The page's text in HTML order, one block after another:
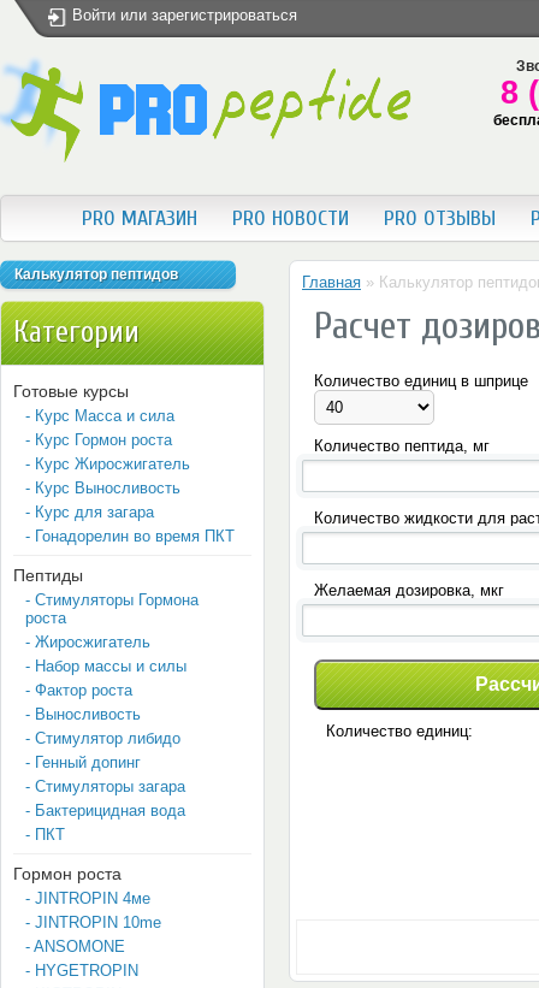
Войти или зарегистрироваться
8
PRO МАГАЗИН PRO НОВОСТИ PRO ОТЗЫВЫ
Калькулятор пептидов
Категории
Готовые курсы
- Курс Масса и сила
- Курс Гормон роста
- Курс Жиросжигатель
- Курс Выносливость
- Курс для загара
- Гонадорелин во время ПКТ
Пептиды
- Стимуляторы Гормона
роста
- Жиросжигатель
- Набор массы и силы
- Фактор роста
- Выносливость
- Стимулятор либидо
- Генный допинг
- Стимуляторы загара
- Бактерицидная вода
- ПКТ
Гормон роста
- JINTROPIN 4мe
- JINTROPIN 10me
- ANSOMONE
- HYGETROPIN
Главная » Калькулятор
Расчет
Количество единиц в шприце
Количество пептида, мг
Количество жидкости для
Желаемая дозировка, мкг
Количество единиц: